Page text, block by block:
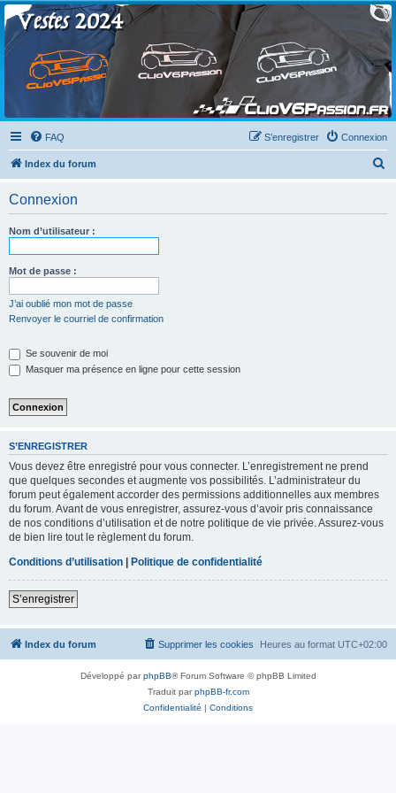
Clio V6 Passion
Le site français des passionnés de Clio V6
FAQ Connexion
S’enregistrer
Index du forum
Connexion
Nom d’utilisateur :
Mot de passe :
J’ai oublié mon mot de passe
Renvoyer le courriel de confirmation
Se souvenir de moi
Masquer ma présence en ligne pour cette session
S’ENREGISTRER
Vous devez être enregistré pour vous connecter. L’enregistrement ne prend
que quelques secondes et augmente vos possibilités. L’administrateur du
forum peut également accorder des permissions additionnelles aux membres
du forum. Avant de vous enregistrer, assurez-vous d’avoir pris connaissance
de nos conditions d’utilisation et de notre politique de vie privée. Assurez-vous
de bien lire tout le règlement du forum.
Conditions d’utilisation
Politique de confidentialité
S’enregistrer
Index du forum Heures au format UTC+02:00
Supprimer les cookies
Développé parphpBB® Forum Software © phpBB Limited
Traduit parphpBB-fr.com
Confidentialité | Conditions